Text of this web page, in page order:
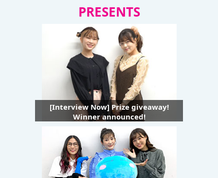
PRESENTS
[Interview Now] Prize giveaway!
Winner announced!